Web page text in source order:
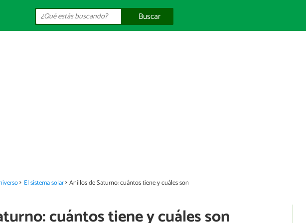
Buscar
El sistema solar Anillos de Saturno: cuántos tiene y cuáles son
cuántos tiene y cuáles son